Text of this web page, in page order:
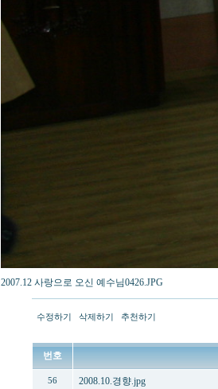
2007.12 사랑으로 오신 예수님0426.JPG
수정하기 삭제하기 추천하기
번호
56 2008.10.경향.jpg